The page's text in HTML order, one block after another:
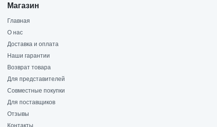
Магазин
Главная
О нас
Доставка и оплата
Наши гарантии
Возврат товара
Для представителей
Совместные покупки
Для поставщиков
Отзывы
Контакты